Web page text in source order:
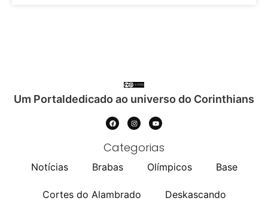
Um Portaldedicado ao universo do Corinthians
Categorias
Notícias Brabas Olímpicos Base
Cortes do Alambrado Deskascando